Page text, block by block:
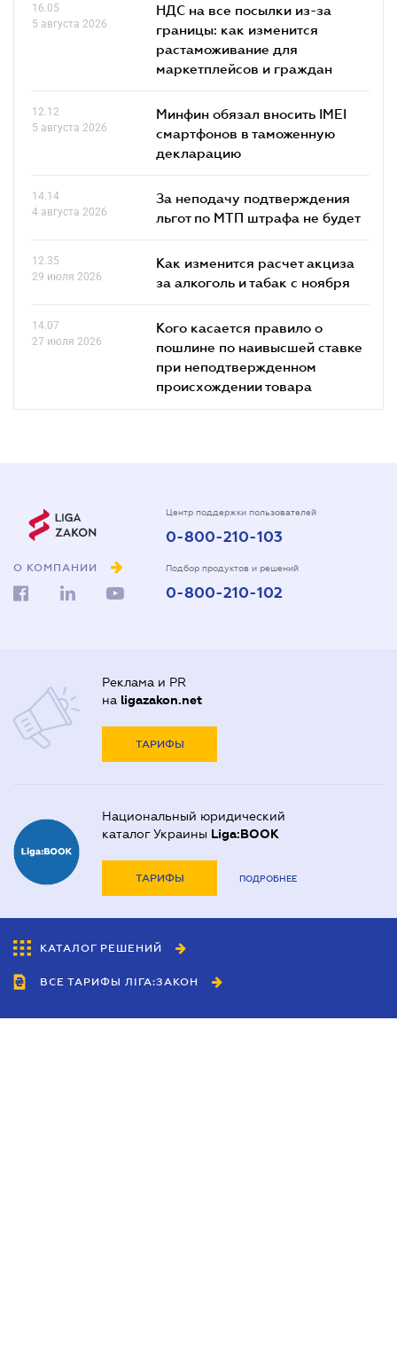
16.05
5 августа 2026
НДС на все посылки из-за
границы: как изменится
растаможивание для
маркетплейсов и граждан
12.12
5 августа 2026
Минфин обязал вносить IMEI
смартфонов в таможенную
декларацию
14.14
4 августа 2026
За неподачу подтверждения
льгот по МТП штрафа не будет
12.35
29 июля 2026
Как изменится расчет акциза
за алкоголь и табак с ноября
14.07
27 июля 2026
Кого касается правило о
пошлине по наивысшей ставке
при неподтвержденном
происхождении товара
О КОМПАНИИ
Центр поддержки пользователей
0-800-210-103
Подбор продуктов и решений
0-800-210-102
Реклама и PR
на ligazakon.net
ТАРИФЫ
Национальный юридический
каталог Украины Liga:BOOK
ТАРИФЫ ПОДРОБНЕЕ
КАТАЛОГ РЕШЕНИЙ
ВСЕ ТАРИФЫ ЛІГА:ЗАКОН